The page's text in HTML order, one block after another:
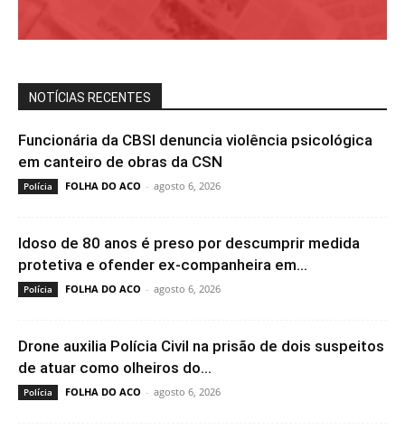
NOTÍCIAS RECENTES
Funcionária da CBSI denuncia violência psicológica
em canteiro de obras da CSN
Polícia FOLHA DO ACO - agosto 6, 2026
Idoso de 80 anos é preso por descumprir medida
protetiva e ofender ex-companheira em...
Polícia FOLHA DO ACO - agosto 6, 2026
Drone auxilia Polícia Civil na prisão de dois suspeitos
de atuar como olheiros do...
Polícia FOLHA DO ACO - agosto 6, 2026